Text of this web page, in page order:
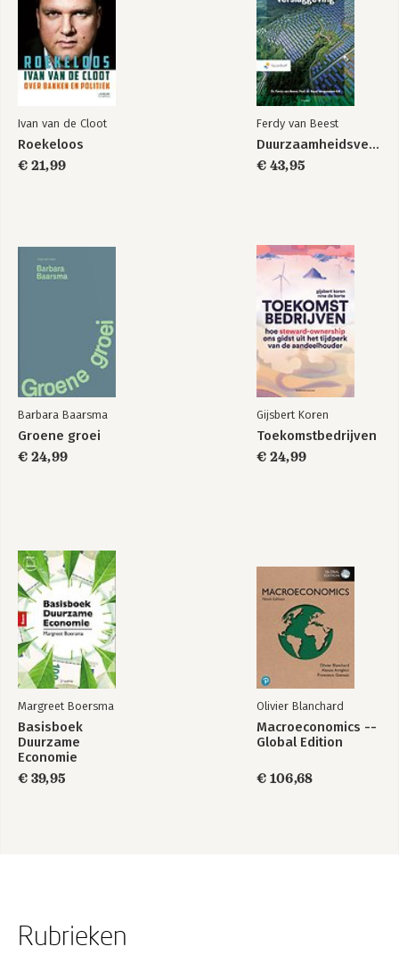
Verwijzingen
Ivan van de Cloot
Roekeloos
€ 21,99
Ferdy van Beest
Duurzaamheidsverslaggeving
€ 43,95
Barbara Baarsma
Groene groei
€ 24,99
Gijsbert Koren
Toekomstbedrijven
€ 24,99
Margreet Boersma
Basisboek
Duurzame
Economie
€ 39,95
Olivier Blanchard
Macroeconomics --
Global Edition
€ 106,68
Rubrieken